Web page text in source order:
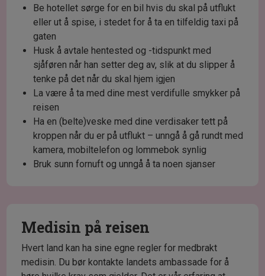
Be hotellet sørge for en bil hvis du skal på utflukt
eller ut å spise, i stedet for å ta en tilfeldig taxi på
gaten
Husk å avtale hentested og -tidspunkt med
sjåføren når han setter deg av, slik at du slipper å
tenke på det når du skal hjem igjen
La være å ta med dine mest verdifulle smykker på
reisen
Ha en (belte)veske med dine verdisaker tett på
kroppen når du er på utflukt – unngå å gå rundt med
kamera, mobiltelefon og lommebok synlig
Bruk sunn fornuft og unngå å ta noen sjanser
Medisin på reisen
Hvert land kan ha sine egne regler for medbrakt
medisin. Du bør kontakte landets ambassade for å